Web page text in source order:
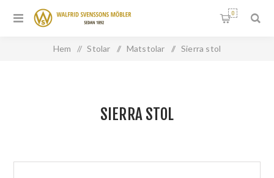
0
Hem / Stolar / Matstolar / Sierra stol
SIERRA STOL